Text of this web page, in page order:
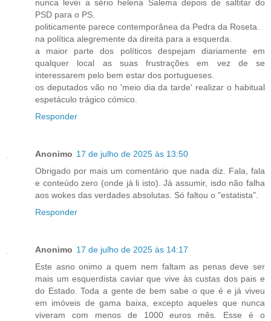
nunca levei a sério helena Salema depois de saltitar do
PSD para o PS.
politicamente parece contemporânea da Pedra da Roseta.
na política alegremente da direita para a esquerda.
a maior parte dos políticos despejam diariamente em
qualquer local as suas frustrações em vez de se
interessarem pelo bem estar dos portugueses.
os deputados vão no 'meio dia da tarde' realizar o habitual
espetáculo trágico cómico.
Responder
Anonimo 17 de julho de 2025 às 13:50
Obrigado por mais um comentário que nada diz. Fala, fala
e conteúdo zero (onde já li isto). Já assumir, isdo não falha
aos wokes das verdades absolutas. Só faltou o "estatista".
Responder
Anonimo 17 de julho de 2025 às 14:17
Este asno onimo a quem nem faltam as penas deve ser
mais um esquerdista caviar que vive às custas dos pais e
do Estado. Toda a gente de bem sabe o que é e já viveu
em imóveis de gama baixa, excepto aqueles que nunca
viveram com menos de 1000 euros mês. Esse é o